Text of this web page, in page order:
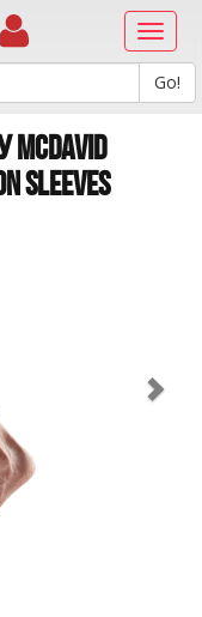
SLEEVES